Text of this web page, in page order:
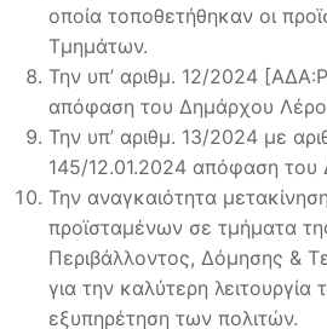
οποία τοποθετήθηκαν οι
Τμημάτων.
Την υπ’ αριθμ. 12/2024
απόφαση του Δημάρχου
Την υπ’ αριθμ. 13/2024 με
145/12.01.2024 απόφαση
Την αναγκαιότητα
προϊσταμένων σε τμήματα
Περιβάλλοντος, Δόμησης &
για την καλύτερη
εξυπηρέτηση των πολιτών.